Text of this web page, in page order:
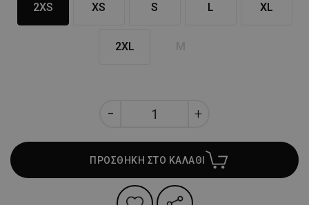
2XS XS S L XL
2XL
ΠΡΟΣΘΗΚΗ ΣΤΟ ΚΑΛΑΘΙ